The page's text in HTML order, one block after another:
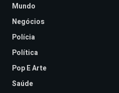
Mundo
Negócios
Polícia
Política
Pop E Arte
Saúde